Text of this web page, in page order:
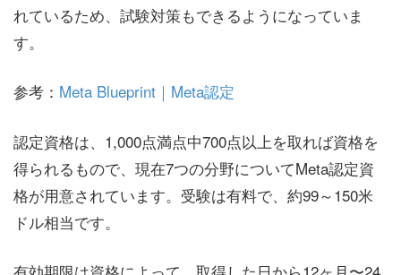
れているため、試験対策もできるようになっていま
す。
参考： Meta Blueprint｜Meta認定
認定資格は、1,000点満点中700点以上を取れば資格を
得られるもので、現在7つの分野についてMeta認定資
格が用意されています。受験は有料で、約99～150米
ドル相当です。